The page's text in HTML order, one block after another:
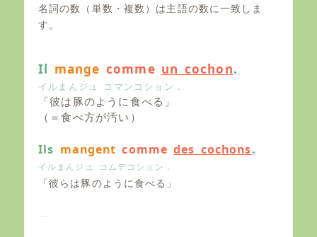
名詞の数（単数・複数）は主語の数に一致しま
す。
Il mange comme un cochon.
イルまんジュ コマンコション．
「彼は豚のように食べる」
（＝食べ方が汚い）
Ils mangent commedes cochons.
イルまんジュ コムデコション．
「彼らは豚のように食べる」